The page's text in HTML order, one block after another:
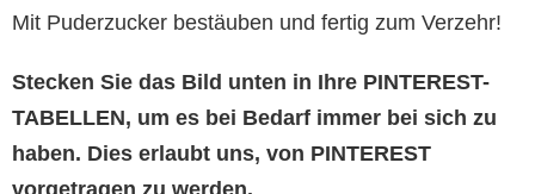
Mit Puderzucker bestäuben und fertig zum Verzehr!
Stecken Sie das Bild unten in Ihre PINTEREST-
TABELLEN, um es bei Bedarf immer bei sich zu
haben. Dies erlaubt uns, von PINTEREST
vorgetragen zu werden.